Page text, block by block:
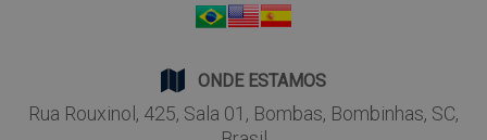
ONDE ESTAMOS
Rua Rouxinol , 425, Sala 01 , Bombas, Bombinhas, SC,